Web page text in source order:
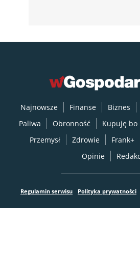
Najnowsze Finanse Biznes
Paliwa
Obronność Kupuję bo
Przemysł
Zdrowie Frank+
Opinie
Regulamin serwisu Polityka prywatności